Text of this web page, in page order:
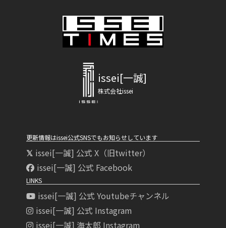
issei[一誠]
株式会社issei
更新情報はissei公式SNSでもお知らせしています
issei[一誠] 公式 X（旧twitter）
issei[一誠] 公式 Facebook
LINKS
issei[一誠] 公式 Youtubeチャンネル
issei[一誠] 公式 Instagram
issei[一誠] 海太郎 Instagram